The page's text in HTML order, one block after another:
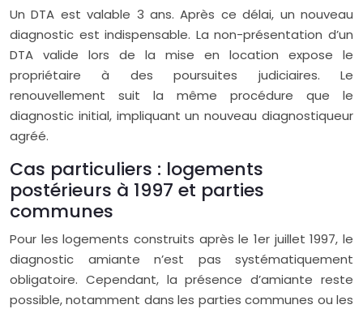
Un DTA est valable 3 ans. Après ce délai, un nouveau
diagnostic est indispensable. La non-présentation d’un
DTA valide lors de la mise en location expose le
propriétaire à des poursuites judiciaires. Le
renouvellement suit la même procédure que le
diagnostic initial, impliquant un nouveau diagnostiqueur
agréé.
Cas particuliers : logements
postérieurs à 1997 et parties
communes
Pour les logements construits après le 1er juillet 1997, le
diagnostic amiante n’est pas systématiquement
obligatoire. Cependant, la présence d’amiante reste
possible, notamment dans les parties communes ou les